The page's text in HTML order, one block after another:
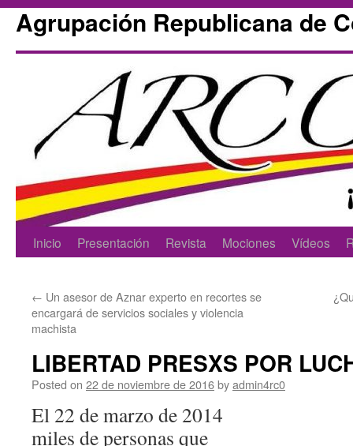
Agrupación Republicana de
Skip
content
Inicio Presentación Revista Mociones Vídeos
← Un asesor de Aznar experto en recortes se
encargará de servicios sociales y violencia
machista
LIBERTAD PRESXS POR
Posted on 22 de noviembre de 2016byadmin4rc0
El 22 de marzo de 2014
miles de personas que